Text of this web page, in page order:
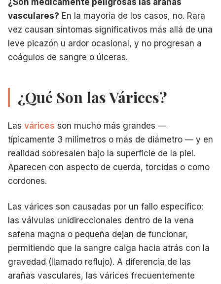
¿Son médicamente peligrosas las arañas
vasculares? En la mayoría de los casos, no. Rara
vez causan síntomas significativos más allá de una
leve picazón u ardor ocasional, y no progresan a
coágulos de sangre o úlceras.
¿Qué Son las Várices?
Las várices son mucho más grandes —
típicamente 3 milímetros o más de diámetro — y en
realidad sobresalen bajo la superficie de la piel.
Aparecen con aspecto de cuerda, torcidas o como
cordones.
Las várices son causadas por un fallo específico:
las válvulas unidireccionales dentro de la vena
safena magna o pequeña dejan de funcionar,
permitiendo que la sangre caiga hacia atrás con la
gravedad (llamado reflujo). A diferencia de las
arañas vasculares, las várices frecuentemente